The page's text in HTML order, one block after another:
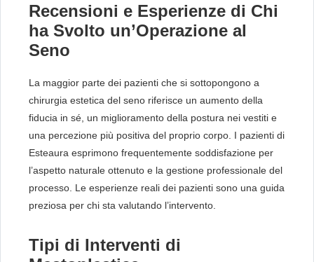
Recensioni e Esperienze di Chi
ha Svolto un’Operazione al
Seno
La maggior parte dei pazienti che si sottopongono a
chirurgia estetica del seno riferisce un aumento della
fiducia in sé, un miglioramento della postura nei vestiti e
una percezione più positiva del proprio corpo. I pazienti di
Esteaura esprimono frequentemente soddisfazione per
l’aspetto naturale ottenuto e la gestione professionale del
processo. Le esperienze reali dei pazienti sono una guida
preziosa per chi sta valutando l’intervento.
Tipi di Interventi di